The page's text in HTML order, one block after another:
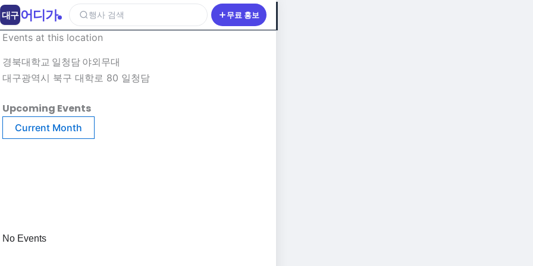
Events at this location
경북대학교 일청담 야외무대
대구광역시 북구 대학로 80 일청담
Upcoming Events
Current Month
No Events
대구 어디가 행사 검색 무료 홍보